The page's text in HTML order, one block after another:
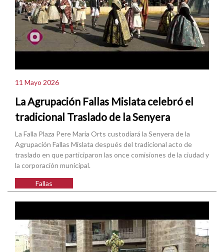
11 Mayo 2026
La Agrupación Fallas Mislata celebró el
tradicional Traslado de la Senyera
La Falla Plaza Pere Maria Orts custodiará la Senyera de la
Agrupación Fallas Mislata después del tradicional acto de
traslado en que participaron las once comisiones de la ciudad y
la corporación municipal.
Fallas